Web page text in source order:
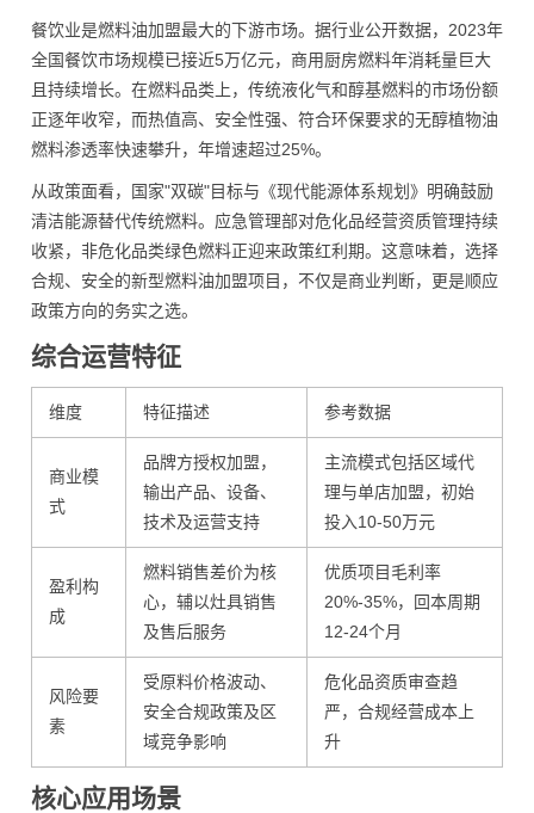
餐饮业是燃料油加盟最大的下游市场。据行业公开数据，2023年
全国餐饮市场规模已接近5万亿元，商用厨房燃料年消耗量巨大
且持续增长。在燃料品类上，传统液化气和醇基燃料的市场份额
正逐年收窄，而热值高、安全性强、符合环保要求的无醇植物油
燃料渗透率快速攀升，年增速超过25%。
从政策面看，国家"双碳"目标与《现代能源体系规划》明确鼓励
清洁能源替代传统燃料。应急管理部对危化品经营资质管理持续
收紧，非危化品类绿色燃料正迎来政策红利期。这意味着，选择
合规、安全的新型燃料油加盟项目，不仅是商业判断，更是顺应
政策方向的务实之选。
综合运营特征
维度 特征描述 参考数据
商业模
式
品牌方授权加盟，
输出产品、设备、
技术及运营支持
主流模式包括区域代
理与单店加盟，初始
投入10-50万元
盈利构
成
燃料销售差价为核
心，辅以灶具销售
及售后服务
优质项目毛利率
20%-35%，回本周期
12-24个月
风险要
素
受原料价格波动、
安全合规政策及区
域竞争影响
危化品资质审查趋
严，合规经营成本上
升
核心应用场景